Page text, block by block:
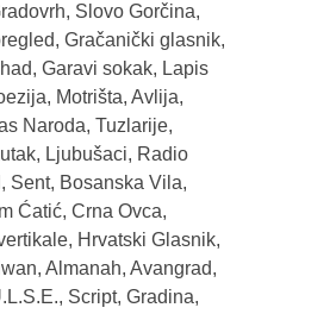
Slovo Gorčina,
Gračanički glasnik,
Garavi sokak, Lapis
Motrišta, Avlija,
Naroda, Tuzlarije,
Ljubušaci, Radio
Sent, Bosanska Vila,
Ćatić, Crna Ovca,
Hrvatski Glasnik,
Almanah, Avangrad,
Script, Gradina,